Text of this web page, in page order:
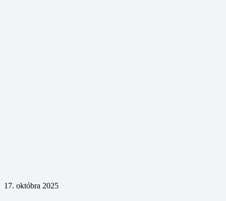
17. októbra 2025